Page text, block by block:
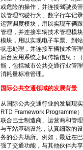
或危险的操作，并连接驾驶员
以管理驾驶行为、数字行车记
运营调度模块，用以实现车辆
管理，并连接车辆技术管理模
模块，用以实现电子车票、到
状态处理，并连接车辆技术管
后台应用系统之间传输信息；
能，包括城市公共交通行业管
消耗量标准管理。
国际公共交通领域的发展背景
从国际公共交通行业的发展现
RTD Framework Programme
联合巴士制造商、运营商和管
与车站基础设施，认真细致的
务的公共场所。例如，最近在
强了交通功能，与其他伙伴共